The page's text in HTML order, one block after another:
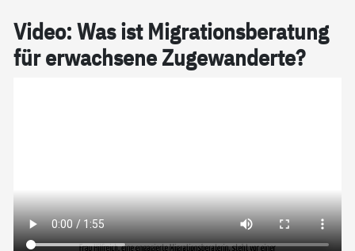
Vi­­deo: Was ist Mi­g­ra­­­ti­on­s­be­ra­­­tung
für er­wach­­­se­­­ne Zu­­­ge­wan­­der­­te?